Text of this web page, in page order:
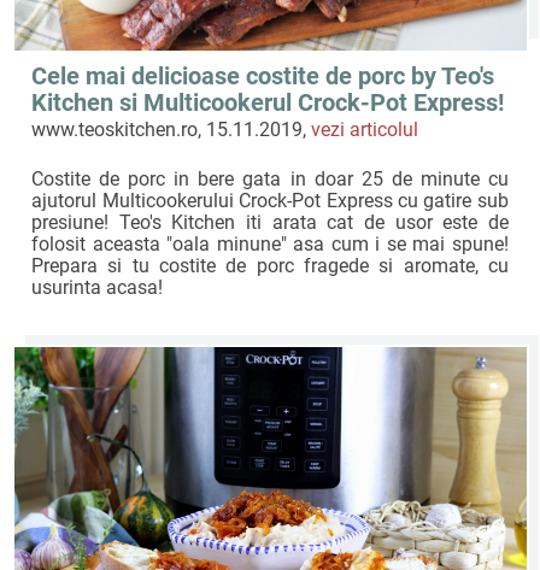
Cele mai delicioase costite de porc by Teo's
Kitchen si Multicookerul Crock-Pot Express!
www.teoskitchen.ro, 15.11.2019,vezi articolul
Costite de porc in bere gata in doar 25 de minute cu
ajutorul Multicookerului Crock-Pot Express cu gatire sub
presiune! Teo's Kitchen iti arata cat de usor este de
folosit aceasta "oala minune" asa cum i se mai spune!
Prepara si tu costite de porc fragede si aromate, cu
usurinta acasa!